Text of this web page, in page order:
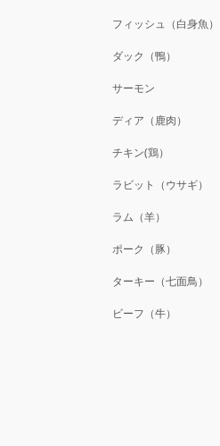
フィッシュ（白身魚）
ダック（鴨）
サーモン
ディア（鹿肉）
チキン(鶏）
ラビット（ウサギ）
ラム（羊）
ポーク（豚）
ターキー（七面鳥）
ビーフ（牛）